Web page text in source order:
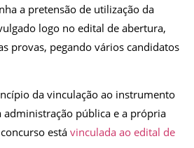
a pretensão de utilização da
logo no edital de abertura,
provas, pegando vários candidatos
da vinculação ao instrumento
administração pública e a própria
está vinculada ao edital de